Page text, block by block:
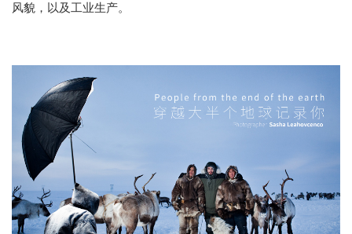
风貌，以及工业生产。